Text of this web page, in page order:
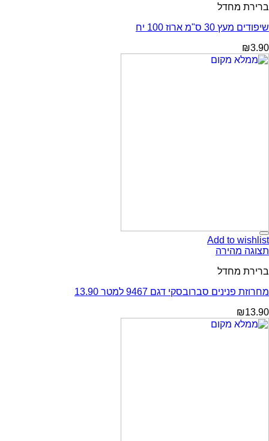
ברירת מחדל
שיפודים מעץ 30 ס"מ ארוז 100 יח
₪3.90
Add to wishlist
תצוגה מהירה
ברירת מחדל
מחרוזת פנינים סברובסקי דגם 9467 למטר 13.90
₪13.90